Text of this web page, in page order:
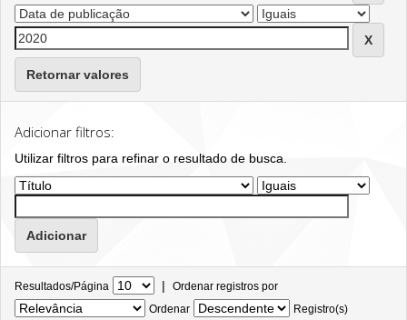
Retornar valores
Adicionar filtros:
Utilizar filtros para refinar o resultado de busca.
Resultados/Página | Ordenar registros por
Ordenar
Registro(s)